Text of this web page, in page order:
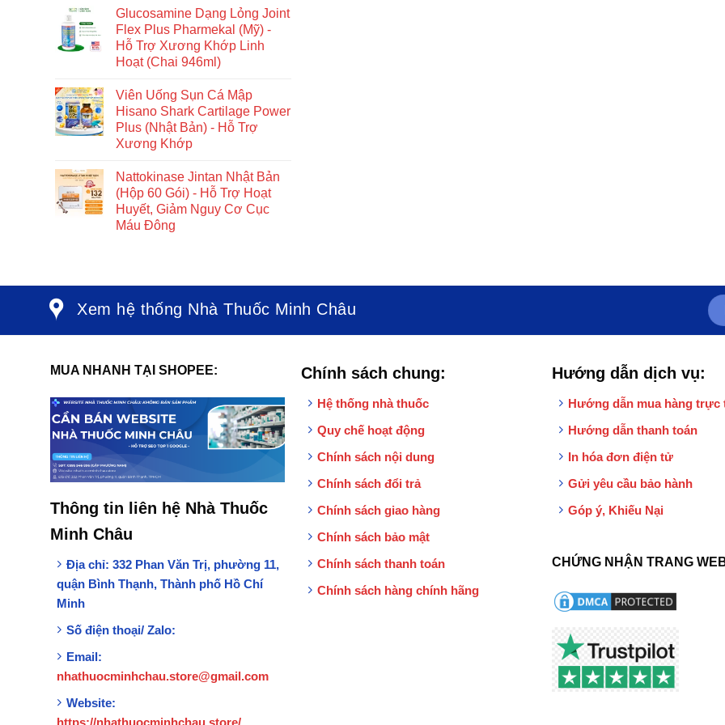
Glucosamine Dạng Lỏng Joint
Flex Plus Pharmekal (Mỹ) -
Hỗ Trợ Xương Khớp Linh
Hoạt (Chai 946ml)
Viên Uống Sụn Cá Mập
Hisano Shark Cartilage Power
Plus (Nhật Bản) - Hỗ Trợ
Xương Khớp
Nattokinase Jintan Nhật Bản
(Hộp 60 Gói) - Hỗ Trợ Hoạt
Huyết, Giảm Nguy Cơ Cục
Máu Đông
Xem hệ thống Nhà Thuốc Minh Châu
MUA NHANH TẠI SHOPEE:
Thông tin liên hệ Nhà Thuốc
Minh Châu
Địa chỉ: 332 Phan Văn Trị, phường 11,
quận Bình Thạnh, Thành phố Hồ Chí
Minh
Số điện thoại/ Zalo:
Email:
nhathuocminhchau.store@gmail.com
Website:
Chính sách chung:
Hệ thống nhà thuốc
Quy chế hoạt động
Chính sách nội dung
Chính sách đổi trả
Chính sách giao hàng
Chính sách bảo mật
Chính sách thanh toán
Chính sách hàng chính hãng
Hướng dẫn dịch vụ:
Hướng dẫn mua hàng trực
Hướng dẫn thanh toán
In hóa đơn điện tử
Gửi yêu cầu bảo hành
Góp ý, Khiếu Nại
CHỨNG NHẬN TRANG